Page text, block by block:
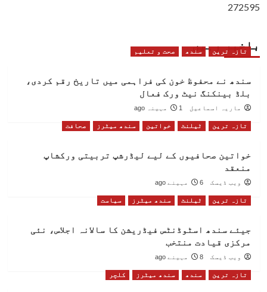
272595
باخبر رہیں
تازہ ترین سندھ صحت و تعلیم
سندھ نے محفوظ خون کی فراہمی میں تاریخ رقم کردی،
بلڈ بینکنگ نیٹ ورک فعال
ماریہ اسماعیل 1 مہینہ ago
تازہ ترین ٹیلنٹ خواتین سندھ میٹرز صحافت
خواتین صحافیوں کے لیے لیڈرشپ تربیتی ورکشاپ
منعقد
ویب ڈیسک 6 مہینے ago
تازہ ترین ٹیلنٹ سندھ میٹرز سیاست
جیئے سندھ اسٹوڈنٹس فیڈریشن کا سالانہ اجلاس، نئی
مرکزی قیادت منتخب
ویب ڈیسک 8 مہینے ago
تازہ ترین سندھ سندھ میٹرز کلچر